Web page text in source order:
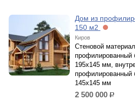
Дом из
150 м2
Киров
Стеновой
профилированный
195х145 мм,
профилированный
145х145 мм
2 500 000 р.